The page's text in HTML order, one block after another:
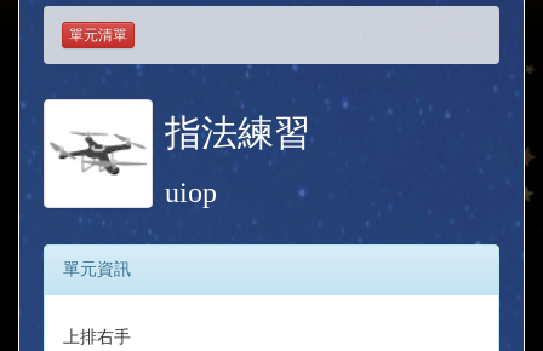
單元清單
指法練習
uiop
單元資訊
上排右手